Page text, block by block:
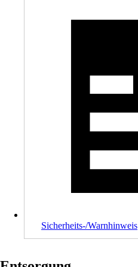
Sicherheits-/Warnhinweis